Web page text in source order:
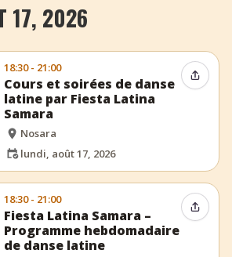
17, 2026
18:30 - 21:00
Cours et soirées de danse
latine par Fiesta Latina
Samara
Nosara
lundi, août 17, 2026
18:30 - 21:00
Fiesta Latina Samara –
Programme hebdomadaire
de danse latine